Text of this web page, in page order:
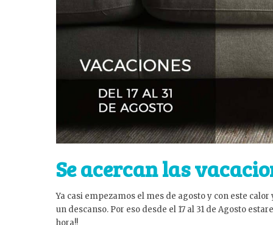
Se acercan las
Ya casi empezamos el mes de agosto y con este
un descanso. Por eso desde el 17 al 31 de Agosto
hora!!